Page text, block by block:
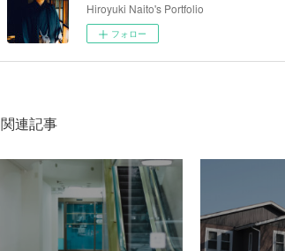
Hiroyuki Naito's Portfolio
フォロー
関連記事